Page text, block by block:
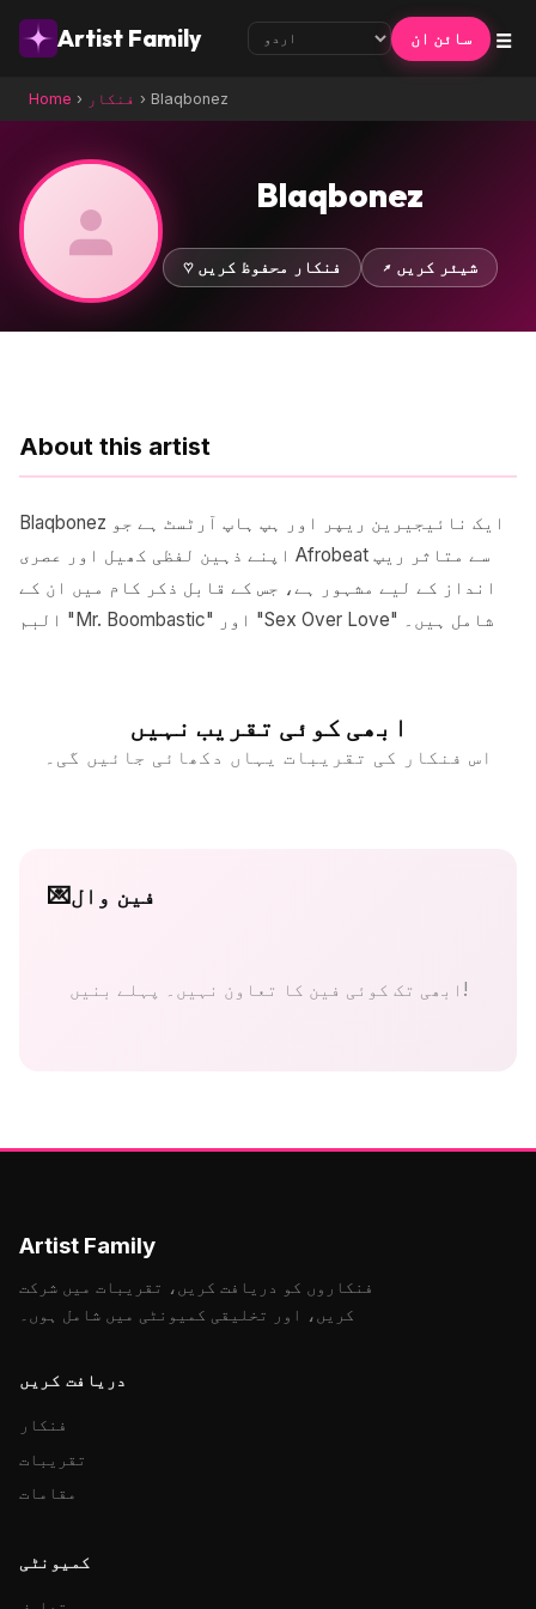
Artist Family سائن ان ☰
Home › فنکار › Blaqbonez
Blaqbonez
♡ فنکار محفوظ کریں ↗ شیئر کریں
About this artist
Blaqbonez ایک نائیجیرین ریپر اور ہپ ہاپ آرٹسٹ ہے جو
اپنے ذہین لفظی کھیل اور عصری Afrobeat سے متاثر ریپ
انداز کے لیے مشہور ہے، جس کے قابل ذکر کام میں ان کے
البم "Mr. Boombastic" اور "Sex Over Love" شامل ہیں۔
ابھی کوئی تقریب نہیں
اس فنکار کی تقریبات یہاں دکھائی جائیں گی۔
💌فین وال
ابھی تک کوئی فین کا تعاون نہیں۔ پہلے بنیں!
Artist Family
فنکاروں کو دریافت کریں، تقریبات میں شرکت
کریں، اور تخلیقی کمیونٹی میں شامل ہوں۔
دریافت کریں
فنکار
تقریبات
مقامات
کمیونٹی